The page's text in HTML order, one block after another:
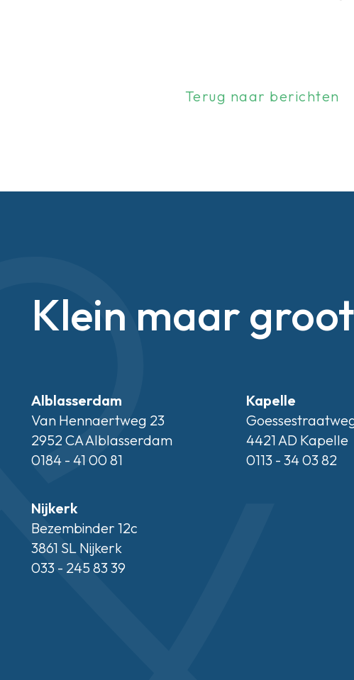
Terug naar berichten
Klein maar groot
Alblasserdam
Van Hennaertweg 23
2952 CA Alblasserdam
0184 - 41 00 81
Kapelle
4421 AD Kapelle
0113 - 34 03 82
Nijkerk
Bezembinder 12c
3861 SL Nijkerk
033 - 245 83 39